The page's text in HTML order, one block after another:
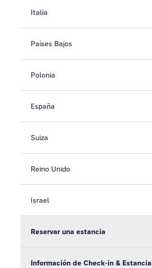
Italia
Países Bajos
Polonia
España
Suiza
Reino Unido
Israel
Reservar una estancia
Información de Check-in & Estancia